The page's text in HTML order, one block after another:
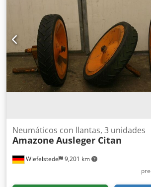
Wiefelstede 9,201 km
Neumáticos con llantas, 3 unidades
Amazone Ausleger Citan